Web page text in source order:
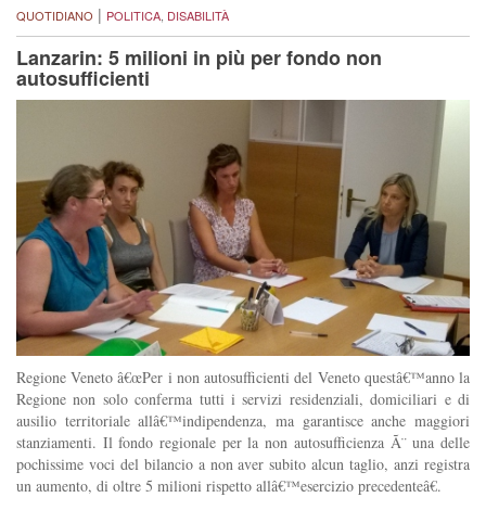
QUOTIDIANO | POLITICA, DISABILITÀ
Lanzarin: 5 milioni in più per fondo non
autosufficienti
Regione Veneto â€œPer i non autosufficienti del Veneto questâ€™anno la
Regione non solo conferma tutti i servizi residenziali, domiciliari e di
ausilio territoriale allâ€™indipendenza, ma garantisce anche maggiori
stanziamenti. Il fondo regionale per la non autosufficienza Ã¨ una delle
pochissime voci del bilancio a non aver subito alcun taglio, anzi registra
un aumento, di oltre 5 milioni rispetto allâ€™esercizio precedenteâ€.